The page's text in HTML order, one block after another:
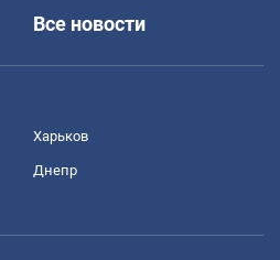
Все новости
Харьков
Днепр